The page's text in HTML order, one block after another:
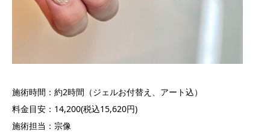
施術時間：約2時間（ジェルお付替え、アート込）
料金目安：14,200(税込15,620円)
施術担当：宗像